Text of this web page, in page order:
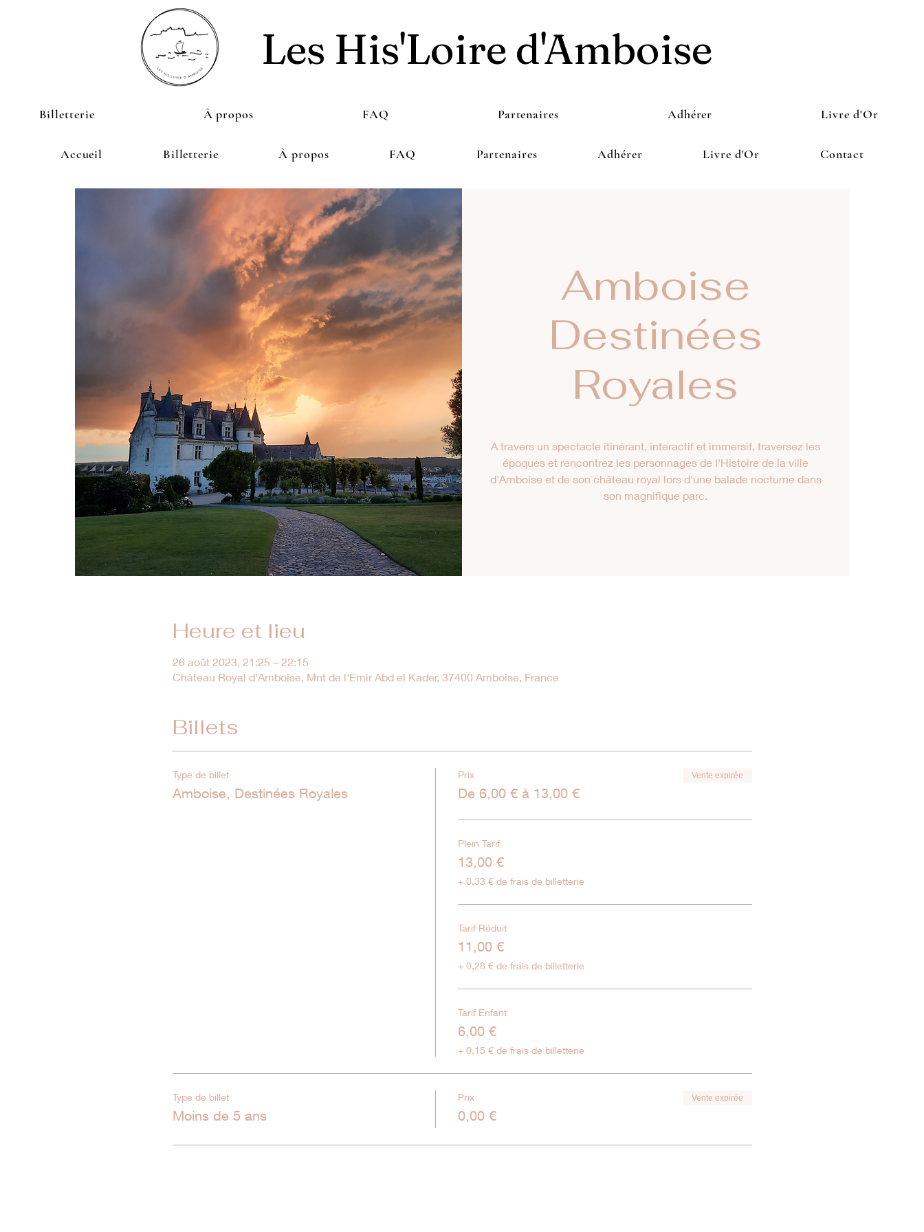
Les His'Loire d'Amboise
Billetterie À propos FAQ Partenaires Adhérer Livre d'Or
Accueil Billetterie À propos FAQ Partenaires Adhérer Livre d'Or Contact
Amboise
Destinées
Royales
A travers un spectacle itinérant, interactif et immersif, traversez les
époques et rencontrez les personnages de l'Histoire de la ville
d'Amboise et de son château royal lors d'une balade nocturne dans
son magnifique parc.
Heure et lieu
26 août 2023, 21:25 – 22:15
Château Royal d'Amboise, Mnt de l'Emir Abd el Kader, 37400 Amboise, France
Billets
Type de billet
Amboise, Destinées Royales
Prix
De 6,00 € à 13,00 €
Vente expirée
Plein Tarif
13,00 €
+ 0,33 € de frais de billetterie
Tarif Réduit
11,00 €
+ 0,28 € de frais de billetterie
Tarif Enfant
6,00 €
+ 0,15 € de frais de billetterie
Type de billet
Moins de 5 ans
Prix
0,00 €
Vente expirée